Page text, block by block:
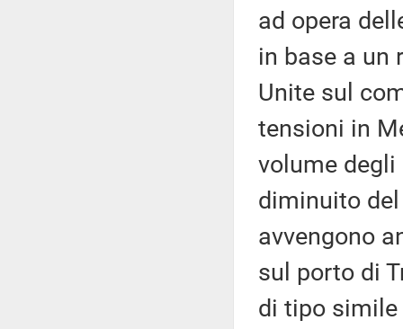
ad opera
in base a un
Unite sul
tensioni in
volume
diminuito
avvengono
sul porto di
di tipo simile